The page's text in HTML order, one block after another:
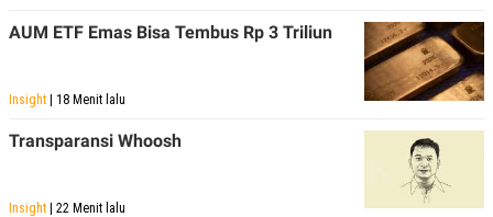
AUM ETF Emas Bisa Tembus Rp 3 Triliun
Insight | 18 Menit lalu
Transparansi Whoosh
Insight | 22 Menit lalu